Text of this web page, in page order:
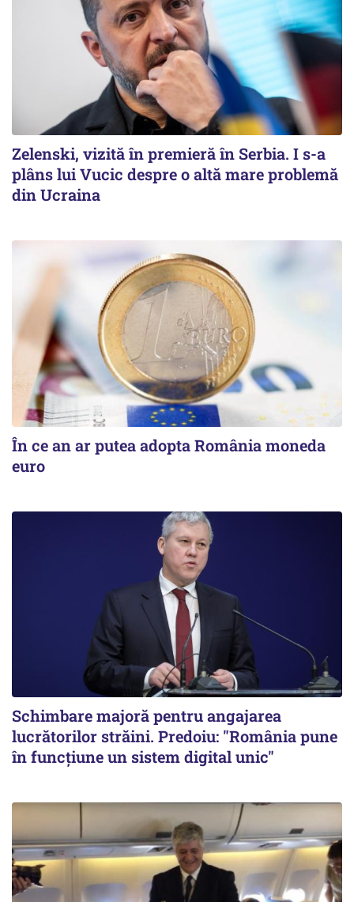
Zelenski, vizită în premieră în Serbia. I s-a
plâns lui Vucic despre o altă mare problemă
din Ucraina
În ce an ar putea adopta România moneda
euro
Schimbare majoră pentru angajarea
lucrătorilor străini. Predoiu: "România pune
în funcțiune un sistem digital unic"